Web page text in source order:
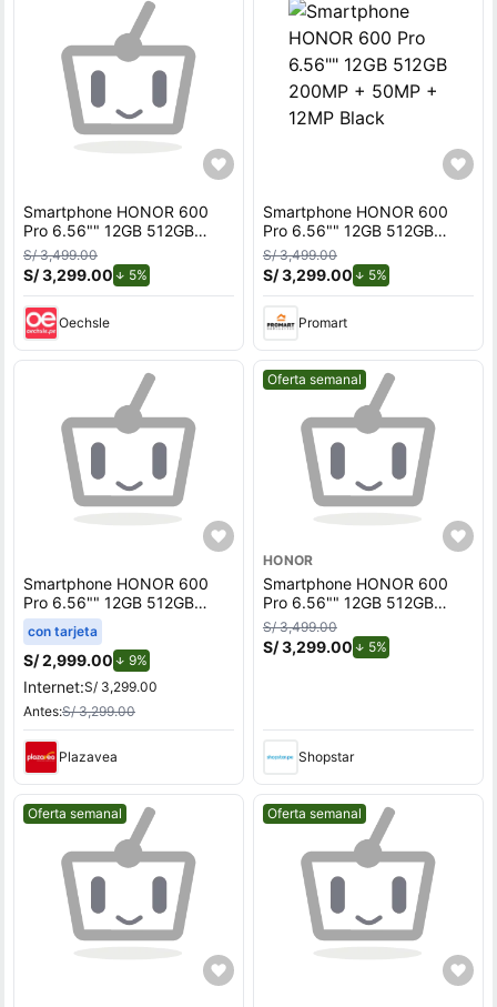
Smartphone HONOR 600
Pro 6.56"" 12GB 512GB
200MP + 50MP + 12MP
Black
S/ 3,499.00
S/ 3,299.00 5%
Oechsle
Smartphone HONOR 600
Pro 6.56"" 12GB 512GB
200MP + 50MP + 12MP
Black
S/ 3,499.00
S/ 3,299.00 5%de descuento.
Promart
Smartphone HONOR 600
Pro 6.56"" 12GB 512GB
200MP + 50MP + 12MP
Black
con tarjeta
S/ 2,999.00 9%
Internet:S/ 3,299.00
Antes:S/ 3,299.00
Plazavea
Mejor precio.
Oferta semanal
HONOR
Smartphone HONOR 600
Pro 6.56"" 12GB 512GB
200MP + 50MP + 12MP
Golden
S/ 3,499.00
S/ 3,299.00 5%de descuento.
Shopstar
Mejor precio.
Oferta semanal Mejor precio.
Oferta semanal